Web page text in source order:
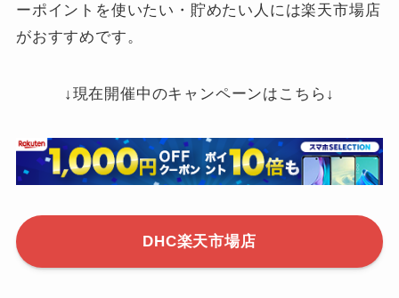
ーポイントを使いたい・貯めたい人には楽天市場店
がおすすめです。
↓現在開催中のキャンペーンはこちら↓
DHC楽天市場店